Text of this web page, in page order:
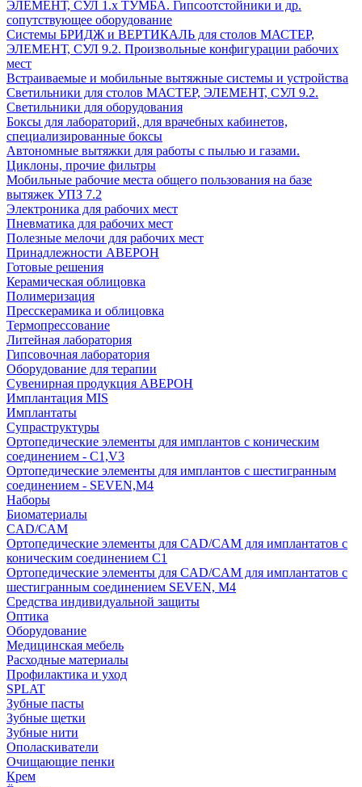
ЭЛЕМЕНТ, СУЛ 1.х ТУМБА. Гипсоотстойники и др.
сопутствующее оборудование
Системы БРИДЖ и ВЕРТИКАЛЬ для столов МАСТЕР,
ЭЛЕМЕНТ, СУЛ 9.2. Произвольные конфигурации рабочих
мест
Встраиваемые и мобильные вытяжные системы и устройства
Светильники для столов МАСТЕР, ЭЛЕМЕНТ, СУЛ 9.2.
Светильники для оборудования
Боксы для лабораторий, для врачебных кабинетов,
специализированные боксы
Автономные вытяжки для работы с пылью и газами.
Циклоны, прочие фильтры
Мобильные рабочие места общего пользования на базе
вытяжек УПЗ 7.2
Электроника для рабочих мест
Пневматика для рабочих мест
Полезные мелочи для рабочих мест
Принадлежности АВЕРОН
Готовые решения
Керамическая облицовка
Полимеризация
Пресскерамика и облицовка
Термопрессование
Литейная лаборатория
Гипсовочная лаборатория
Оборудование для терапии
Сувенирная продукция АВЕРОН
Имплантация MIS
Имплантаты
Супраструктуры
Ортопедические элементы для имплантов с коническим
соединением - C1,V3
Ортопедические элементы для имплантов с шестигранным
соединением - SEVEN,M4
Наборы
Биоматериалы
CAD/CAM
Ортопедические элементы для CAD/CAM для имплантатов с
коническим соединением С1
Ортопедические элементы для CAD/CAM для имплантатов с
шестигранным соединением SEVEN, М4
Средства индивидуальной защиты
Оптика
Оборудование
Медицинская мебель
Расходные материалы
Профилактика и уход
SPLAT
Зубные пасты
Зубные щетки
Зубные нити
Ополаскиватели
Очищающие пенки
Крем